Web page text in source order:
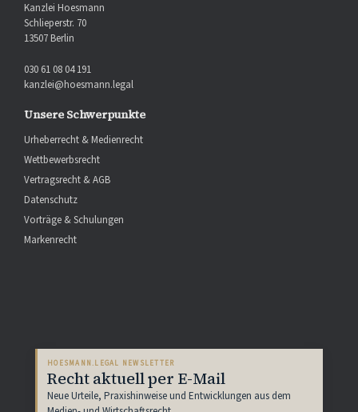
Kanzlei Hoesmann
Schlieperstr. 70
13507 Berlin
030 61 08 04 191
kanzlei@hoesmann.legal
Unsere Schwerpunkte
Urheberrecht & Medienrecht
Wettbewerbsrecht
Vertragsrecht & AGB
Datenschutz
Vorträge & Schulungen
Markenrecht
HOESMANN.LEGAL NEWSLETTER
Recht aktuell per E-Mail
Neue Urteile, Praxishinweise und Entwicklungen aus dem